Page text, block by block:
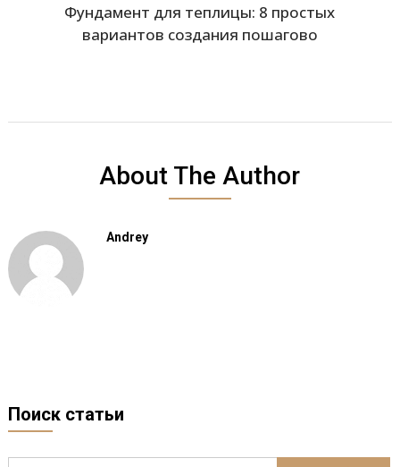
Фундамент для теплицы: 8 простых
вариантов создания пошагово
About The Author
Andrey
Поиск статьи